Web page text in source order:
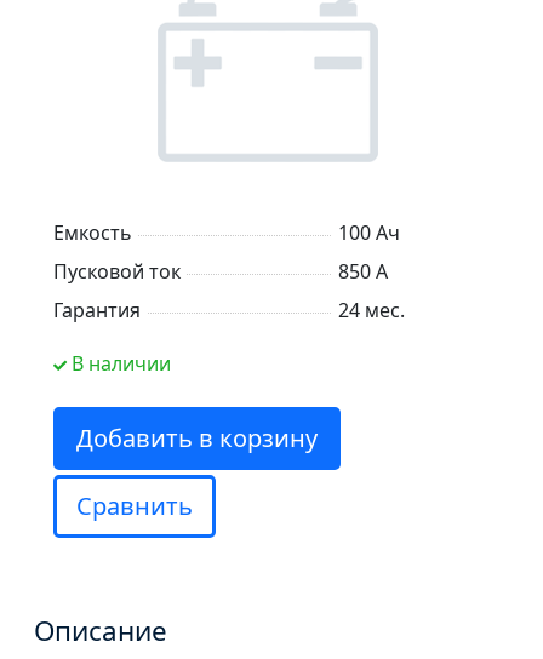
Емкость
100 Ач
Пусковой ток
850 А
Гарантия
24 мес.
В наличии
Добавить в корзину
Сравнить
Описание